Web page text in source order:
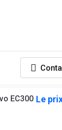
EC300 Le